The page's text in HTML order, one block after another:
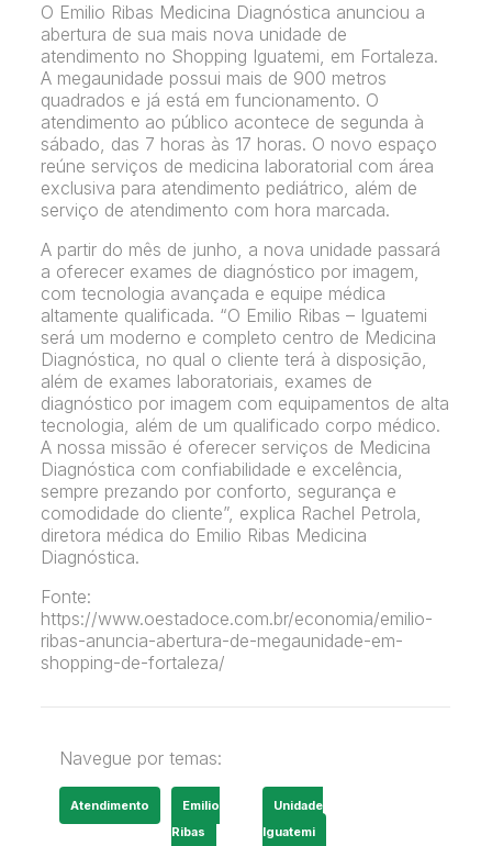
O Emilio Ribas Medicina Diagnóstica anunciou a
abertura de sua mais nova unidade de
atendimento no Shopping Iguatemi, em Fortaleza.
A megaunidade possui mais de 900 metros
quadrados e já está em funcionamento. O
atendimento ao público acontece de segunda à
sábado, das 7 horas às 17 horas. O novo espaço
reúne serviços de medicina laboratorial com área
exclusiva para atendimento pediátrico, além de
serviço de atendimento com hora marcada.
A partir do mês de junho, a nova unidade passará
a oferecer exames de diagnóstico por imagem,
com tecnologia avançada e equipe médica
altamente qualificada. “O Emilio Ribas – Iguatemi
será um moderno e completo centro de Medicina
Diagnóstica, no qual o cliente terá à disposição,
além de exames laboratoriais, exames de
diagnóstico por imagem com equipamentos de alta
tecnologia, além de um qualificado corpo médico.
A nossa missão é oferecer serviços de Medicina
Diagnóstica com confiabilidade e excelência,
sempre prezando por conforto, segurança e
comodidade do cliente”, explica Rachel Petrola,
diretora médica do Emilio Ribas Medicina
Diagnóstica.
Fonte:
https://www.oestadoce.com.br/economia/emilio-
ribas-anuncia-abertura-de-megaunidade-em-
shopping-de-fortaleza/
Navegue por temas:
Atendimento
Emilio
Ribas
Unidade
Iguatemi